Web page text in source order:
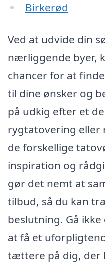
Birkerød
Ved at udvide din
nærliggende byer,
chancer for at
til dine ønsker og
på udkig efter et
rygtatovering eller
de forskellige
inspiration og
gør det nemt at
tilbud, så du kan
beslutning. Gå
at få et
tættere på dig, der